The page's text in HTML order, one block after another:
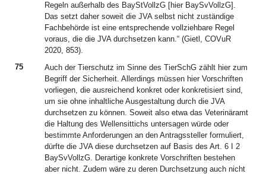
Regeln außerhalb des BayStVollzG [hier BaySvVollzG].
Das setzt daher soweit die JVA selbst nicht zuständige
Fachbehörde ist eine entsprechende vollziehbare Regel
voraus, die die JVA durchsetzen kann.“ (Gietl, COVuR
2020, 853).
75
Auch der Tierschutz im Sinne des TierSchG zählt hier zum
Begriff der Sicherheit. Allerdings müssen hier Vorschriften
vorliegen, die ausreichend konkret oder konkretisiert sind,
um sie ohne inhaltliche Ausgestaltung durch die JVA
durchsetzen zu können. Soweit also etwa das Veterinäramt
die Haltung des Wellensittichs untersagen würde oder
bestimmte Anforderungen an den Antragssteller formuliert,
dürfte die JVA diese durchsetzen auf Basis des Art. 6 I 2
BaySvVollzG. Derartige konkrete Vorschriften bestehen
aber nicht. Zudem wäre zu deren Durchsetzung auch nicht